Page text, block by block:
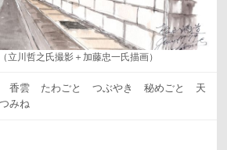
（立川哲之氏撮影＋加藤忠一氏描画）
香雲 たわごと つぶやき 秘めごと
天
みね